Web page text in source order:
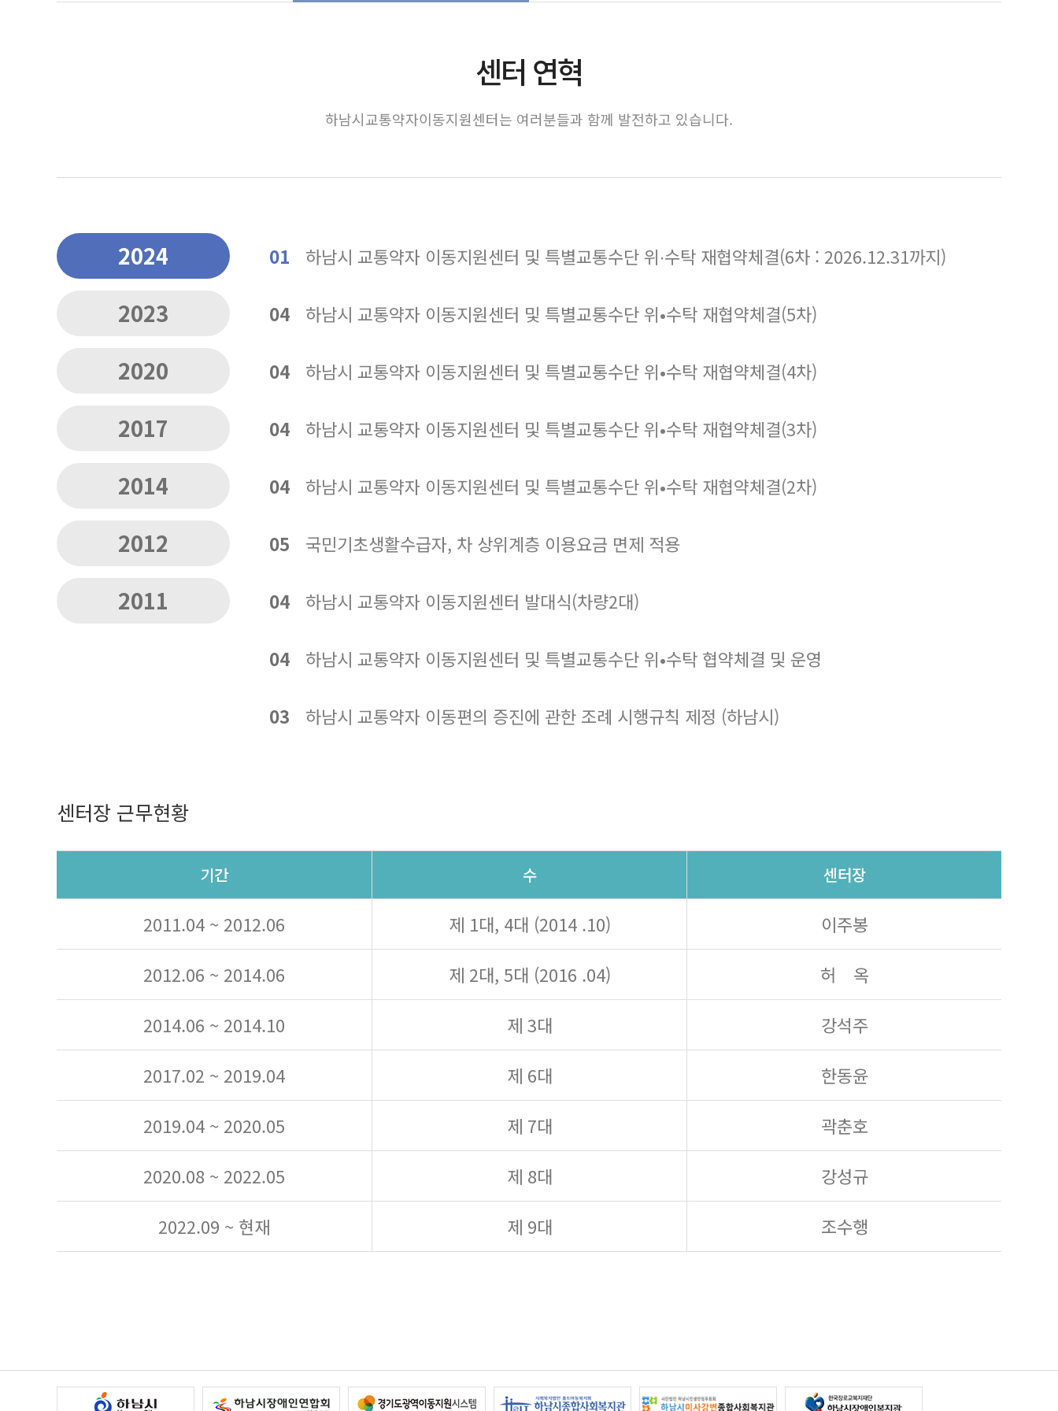
센터 연혁
하남시교통약자이동지원센터는 여러분들과 함께 발전하고 있습니다.
2024
2023
2020
2017
2014
2012
2011
01 하남시 교통약자 이동지원센터 및 특별교통수단 위∙수탁 재협약체결(6차 : 2026.12.31까지)
04 하남시 교통약자 이동지원센터 및 특별교통수단 위•수탁 재협약체결(5차)
04 하남시 교통약자 이동지원센터 및 특별교통수단 위•수탁 재협약체결(4차)
04 하남시 교통약자 이동지원센터 및 특별교통수단 위•수탁 재협약체결(3차)
04 하남시 교통약자 이동지원센터 및 특별교통수단 위•수탁 재협약체결(2차)
05 국민기초생활수급자, 차 상위계층 이용요금 면제 적용
04 하남시 교통약자 이동지원센터 발대식(차량2대)
04 하남시 교통약자 이동지원센터 및 특별교통수단 위•수탁 협약체결 및 운영
03 하남시 교통약자 이동편의 증진에 관한 조례 시행규칙 제정 (하남시)
센터장 근무현황
기간 수 센터장
2011.04 ~ 2012.06 제 1대, 4대 (2014 .10)
이주봉
2012.06 ~ 2014.06
제 2대, 5대 (2016 .04)
허 옥
2014.06 ~ 2014.10
제 3대
강석주
2017.02 ~ 2019.04
제 6대
한동윤
2019.04 ~ 2020.05
제 7대
곽춘호
2020.08 ~ 2022.05
제 8대
강성규
2022.09 ~ 현재
제 9대 조수행